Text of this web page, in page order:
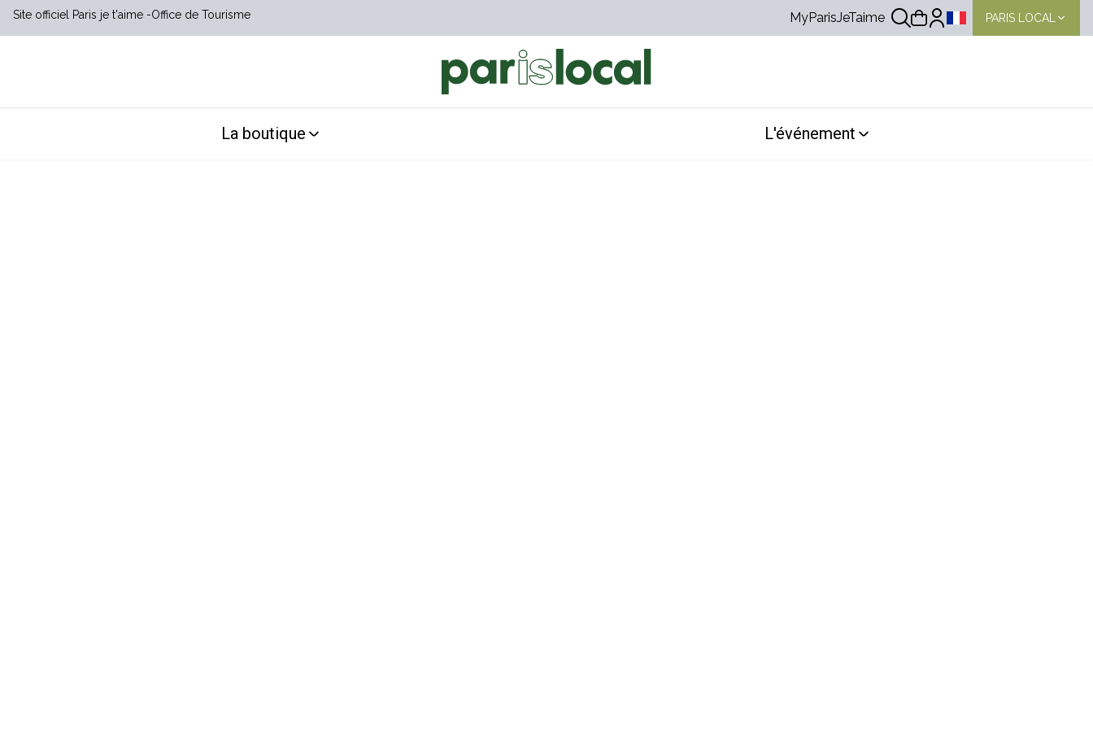
Site officiel Paris je t'aime Office de Tourisme MyParisJeTaime Choix de la langue
PARIS LOCAL
La boutique L'événement